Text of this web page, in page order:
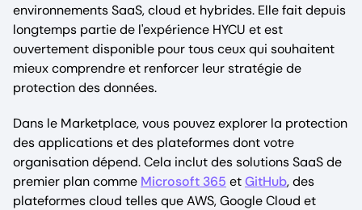
environnements SaaS, cloud et hybrides. Elle fait depuis
longtemps partie de l'expérience HYCU et est
ouvertement disponible pour tous ceux qui souhaitent
mieux comprendre et renforcer leur stratégie de
protection des données.
Dans le Marketplace, vous pouvez explorer la protection
des applications et des plateformes dont votre
organisation dépend. Cela inclut des solutions SaaS de
premier plan comme Microsoft 365 etGitHub, des
plateformes cloud telles que AWS, Google Cloud et